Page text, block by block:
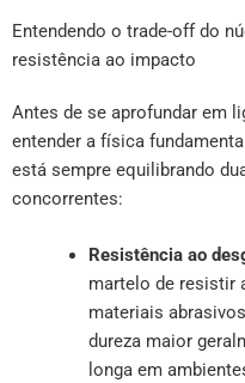
Entendendo o trade-off do
resistência ao impacto
Antes de se aprofundar em
entender a física
está sempre equilibrando
concorrentes:
Resistência ao
martelo de resistir
materiais
dureza maior
longa em